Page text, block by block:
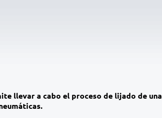
llevar a cabo el proceso de lijado de una